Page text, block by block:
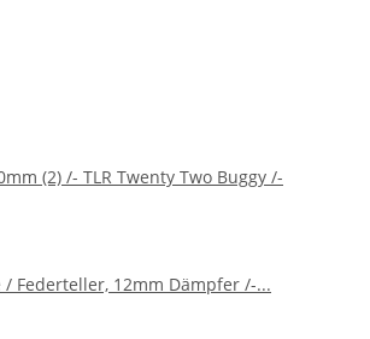
(2) /- TLR Twenty Two Buggy /-